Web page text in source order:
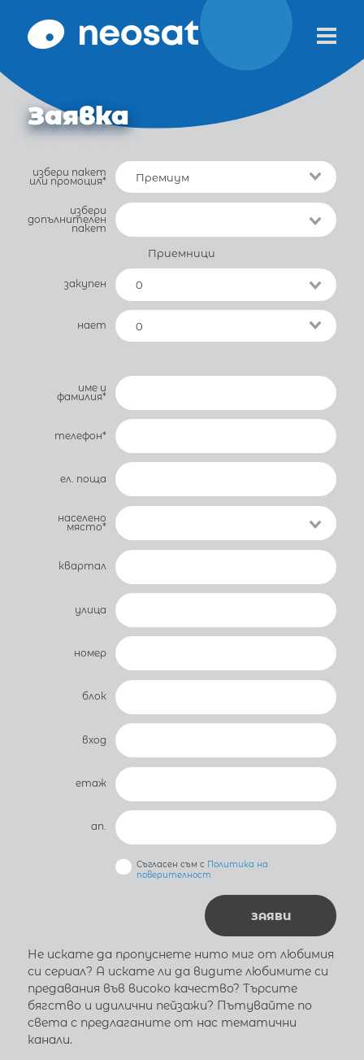
Заявка
избери пакет
или промоция*
избери
допълнителен
пакет
Приемници
закупен
нает
име и
фамилия*
телефон*
ел. поща
населено
място*
квартал
улица
номер
блок
вход
етаж
ап.
Съгласен съм с Политика на
поверителност
ЗАЯВИ
Не искате да пропуснете нито миг от любимия
си сериал? А искате ли да видите любимите си
предавания във високо качество? Търсите
бягство и идилични пейзажи? Пътувайте по
света с предлаганите от нас тематични
канали.